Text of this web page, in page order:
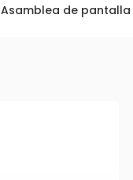
Asamblea de pantalla